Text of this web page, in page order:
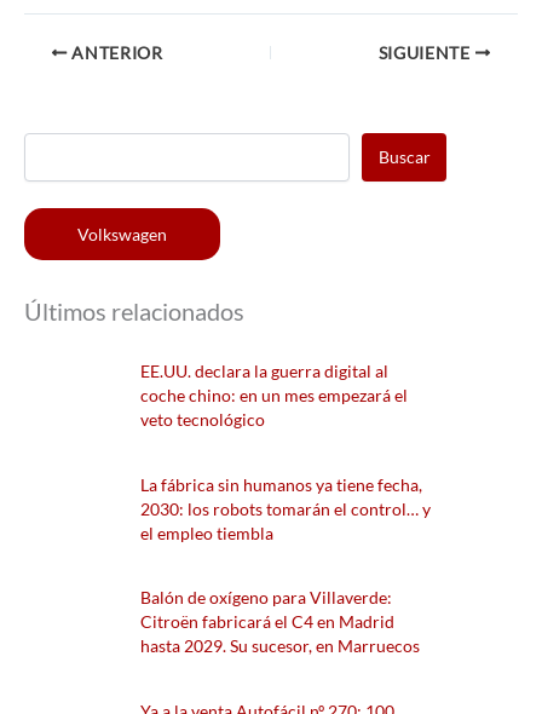
ANTERIOR SIGUIENTE
Buscar
Volkswagen
Últimos relacionados
EE.UU. declara la guerra digital al
coche chino: en un mes empezará el
veto tecnológico
La fábrica sin humanos ya tiene fecha,
2030: los robots tomarán el control… y
el empleo tiembla
Balón de oxígeno para Villaverde:
Citroën fabricará el C4 en Madrid
hasta 2029. Su sucesor, en Marruecos